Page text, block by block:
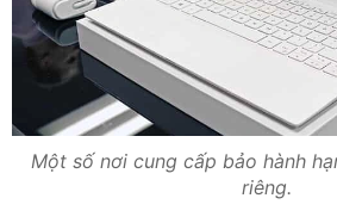
Một số nơi cung cấp bảo hành
riêng.